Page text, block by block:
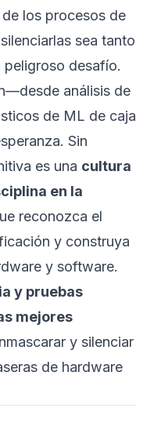
los procesos de
sea tanto
desafío.
análisis de
de ML de caja
Sin
es una cultura
en la
reconozca el
y construya
y software.
y pruebas
mejores
y silenciar
de hardware